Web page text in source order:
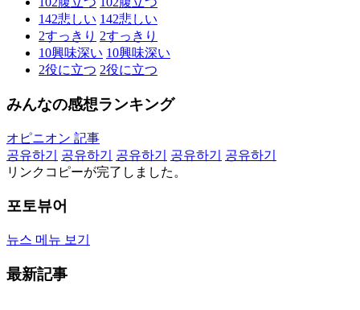
142悲しい 142悲しい
2すっきり 2すっきり
10興味深い 10興味深い
2役に立つ 2役に立つ
みんなの感想ランキング
オピニオン 記事
공유하기
공유하기 공유하기 공유하기
공유하기
リンクコピーが完了しました。
포토뷰어
뉴스 메뉴 보기
最新記事